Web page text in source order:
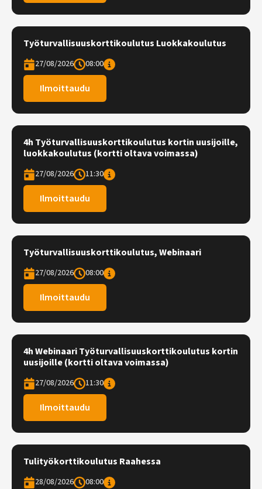
Työturvallisuuskorttikoulutus Luokkakoulutus
27/08/2026 08:00
Ilmoittaudu
4h Työturvallisuuskorttikoulutus kortin uusijoille,
luokkakoulutus (kortti oltava voimassa)
27/08/2026 11:30
Ilmoittaudu
Työturvallisuuskorttikoulutus, Webinaari
27/08/2026 08:00
Ilmoittaudu
4h Webinaari Työturvallisuuskorttikoulutus kortin
uusijoille (kortti oltava voimassa)
27/08/2026 11:30
Ilmoittaudu
Tulityökorttikoulutus Raahessa
28/08/2026 08:00